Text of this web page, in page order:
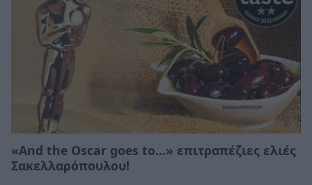
«And the Oscar goes to...» επιτραπέζιες ελιές
Σακελλαρόπουλου!